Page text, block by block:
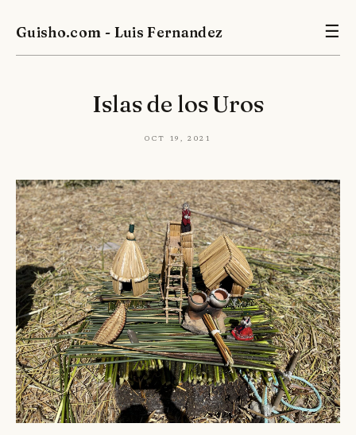
Guisho.com - Luis Fernandez ☰
Islas de los Uros
Oct 19, 2021